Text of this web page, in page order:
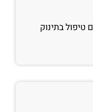
בתינוק